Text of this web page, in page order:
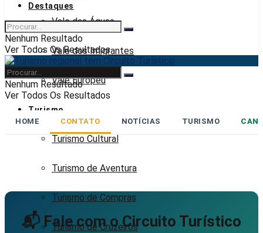
Vale das Águas
Vale dos Imigrantes
Vale Europeu
Turismo
Turismo Cultural
Turismo de Aventura
Turismo de Compras
Turismo de Cruzeiros
Destaques
Nenhum Resultado
Ver Todos Os Resultados
Nenhum Resultado
Ver Todos Os Resultados
HOME CONTATO NOTÍCIAS TURISMO
📬 Fale com o Circuito Turístico